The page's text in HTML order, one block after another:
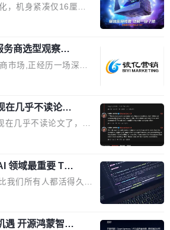
不少 AI 浏览器插件。
一段文字，弹出解
们本质上都是同一类
聊天框。 它们能读取
给大模型，再返回一
然有用，但总觉得差点
理系统里，需要填50
有联动逻辑；比如我
地AI算力打造旗
，机身紧凑仅16厘米
相后，技嘉科技近日正
本地AI算力平台打
提供1600W额定功率
ATX 3.1与PCIe 5.1
完善供电线材与内置
足当下高阶PC主机
率，紧凑机身 钛金雕1
输出功率，同时实现
度仅16厘米，属于同
1600W电源产品。小
标准A...
务商选型观察：
思维的范式转移
市场,正经历一场深刻
代理机构市场从2025
2032年将突破120亿美
相关服务市场更是从20
2026年的8763亿美
晰的事实——品牌对专
此迫切。 但市场扩容
正在改变。2026年Top
出,“产品”这个离消费
营销层面的权重显著变
争正在从规模转向深
在几乎不读论文
在几乎不读论文了，而
充斥着大量过
研究员 Keller Jorda
。他不是在说风凉
尽皆知但很少公开捅
充了一句软化声明：
分论文都在过度宣传
，如果你筛选出那些
领域最重要 Top
我们所有人都活得久。
博客，而是出自 Hieu
Pham 是谁？他是 xAI
训练基础设施团队
遇 开源鸿蒙智能